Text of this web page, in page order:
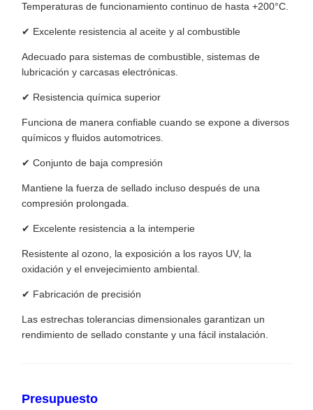
Temperaturas de funcionamiento continuo de hasta +200°C.
✔ Excelente resistencia al aceite y al combustible
Adecuado para sistemas de combustible, sistemas de
lubricación y carcasas electrónicas.
✔ Resistencia química superior
Funciona de manera confiable cuando se expone a diversos
químicos y fluidos automotrices.
✔ Conjunto de baja compresión
Mantiene la fuerza de sellado incluso después de una
compresión prolongada.
✔ Excelente resistencia a la intemperie
Resistente al ozono, la exposición a los rayos UV, la
oxidación y el envejecimiento ambiental.
✔ Fabricación de precisión
Las estrechas tolerancias dimensionales garantizan un
rendimiento de sellado constante y una fácil instalación.
Presupuesto